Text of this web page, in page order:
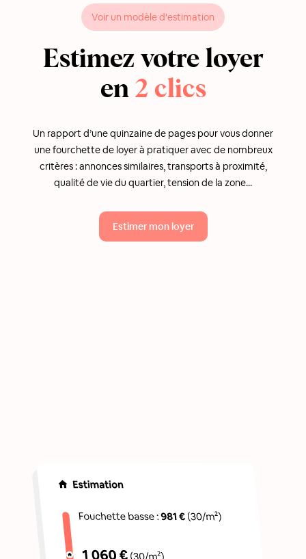
Voir un modèle d'estimation
Estimez votre loyer
en 2 clics
Un rapport d’une quinzaine de pages pour vous donner
une fourchette de loyer à pratiquer avec de nombreux
critères : annonces similaires, transports à proximité,
qualité de vie du quartier, tension de la zone...
Estimer mon loyer